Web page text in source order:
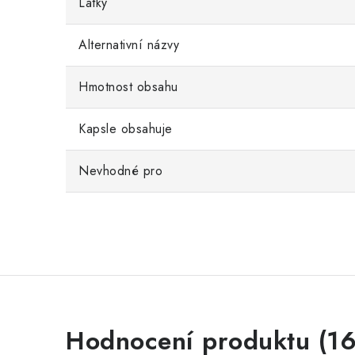
Alternativní názvy
Hmotnost obsahu
Kapsle obsahuje
Nevhodné pro
Hodnocení produktu
V